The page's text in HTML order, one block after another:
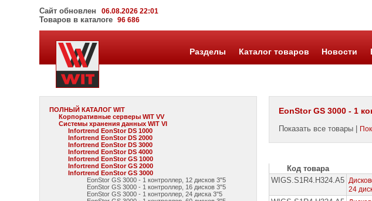
Сайт обновлен 06.08.2026 22:01
Товаров в каталоге96 686
Разделы Каталог товаров Новости
ПОЛНЫЙ КАТАЛОГ WIT
Корпоративные серверы WIT VV
Системы хранения данных WIT VI
Infortrend EonStor DS 1000
Infortrend EonStor DS 2000
Infortrend EonStor DS 3000
Infortrend EonStor DS 4000
Infortrend EonStor GS 1000
Infortrend EonStor GS 2000
Infortrend EonStor GS 3000
EonStor GS 3000 - 1 контроллер, 12 дисков 3"5
EonStor GS 3000 - 1 контроллер, 16 дисков 3"5
EonStor GS 3000 - 1 контроллер, 24 диска 3"5
EonStor GS 3000 - 1
Показать все товары |
Код товара
WIGS.S1R4.H324.A5
24